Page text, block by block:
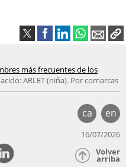
más frecuentes de los
ARLET (niña). Por comarcas
ca en
16/07/2026
Volver
arriba